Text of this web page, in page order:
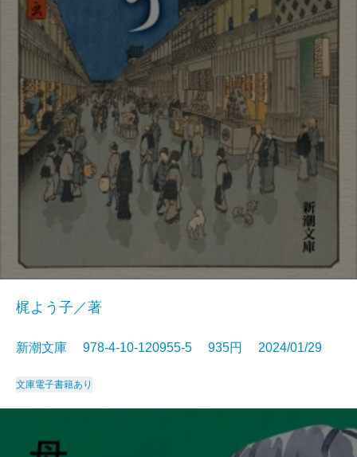
梶よう子／著
新潮文庫 978-4-10-120955-5 935円 2024/01/29
文庫電子書籍あり